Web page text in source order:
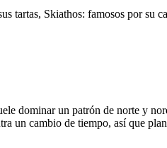
tartas, Skiathos: famosos por su
dominar un patrón de norte y
un cambio de tiempo, así que